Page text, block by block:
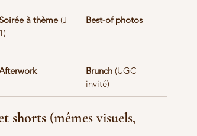
à thème (J-
1)
Best-of photos
Brunch (UGC
invité)
shorts (mêmes visuels,